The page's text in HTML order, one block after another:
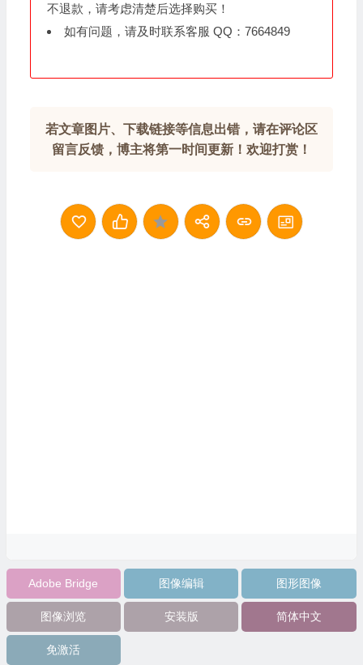
不退款，请考虑清楚后选择购买！
如有问题，请及时联系客服 QQ：7664849
若文章图片、下载链接等信息出错，请在评论区
留言反馈，博主将第一时间更新！欢迎打赏！
Adobe Bridge 图像编辑 图形图像
图像浏览 安装版 简体中文
免激活